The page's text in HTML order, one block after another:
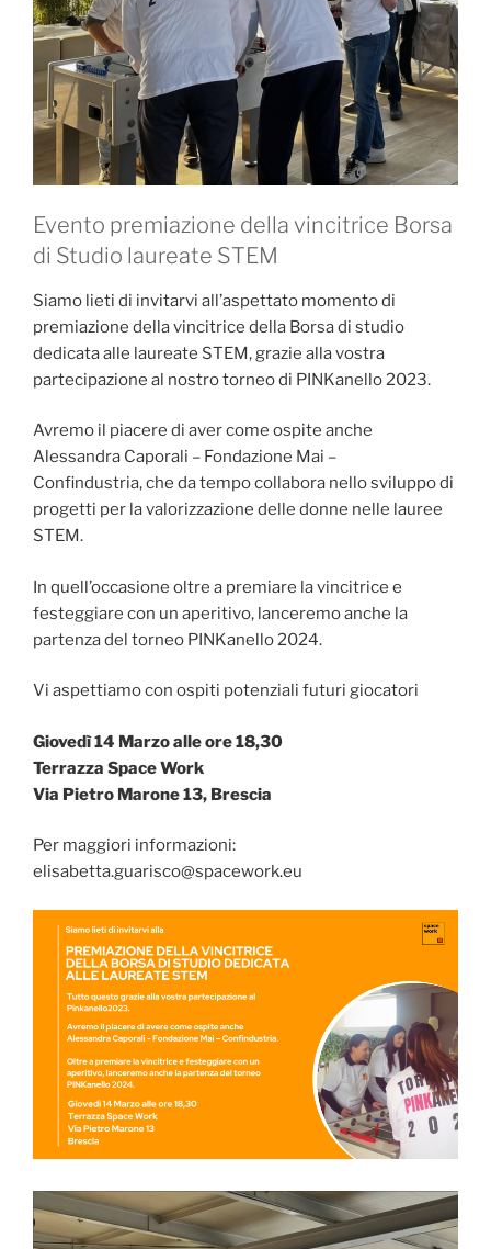
Evento premiazione della vincitrice Borsa
di Studio laureate STEM
Siamo lieti di invitarvi all’aspettato momento di
premiazione della vincitrice della Borsa di studio
dedicata alle laureate STEM, grazie alla vostra
partecipazione al nostro torneo di PINKanello 2023.
Avremo il piacere di aver come ospite anche
Alessandra Caporali – Fondazione Mai –
Confindustria, che da tempo collabora nello sviluppo di
progetti per la valorizzazione delle donne nelle lauree
STEM.
In quell’occasione oltre a premiare la vincitrice e
festeggiare con un aperitivo, lanceremo anche la
partenza del torneo PINKanello 2024.
Vi aspettiamo con ospiti potenziali futuri giocatori
Giovedì 14 Marzo alle ore 18,30
Terrazza Space Work
Via Pietro Marone 13, Brescia
Per maggiori informazioni:
elisabetta.guarisco@spacework.eu